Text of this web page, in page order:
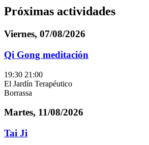
Próximas actividades
Viernes, 07/08/2026
Qi Gong meditación
19:30 21:00
El Jardín Terapéutico
Borrassa
Martes, 11/08/2026
Tai Ji